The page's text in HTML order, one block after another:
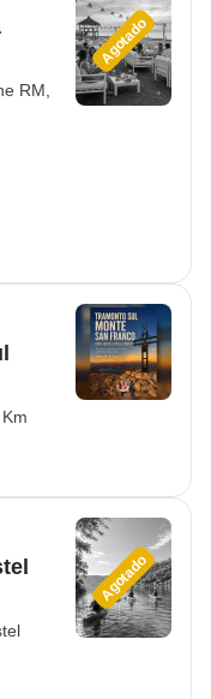
RM,
Agotado
Agotado